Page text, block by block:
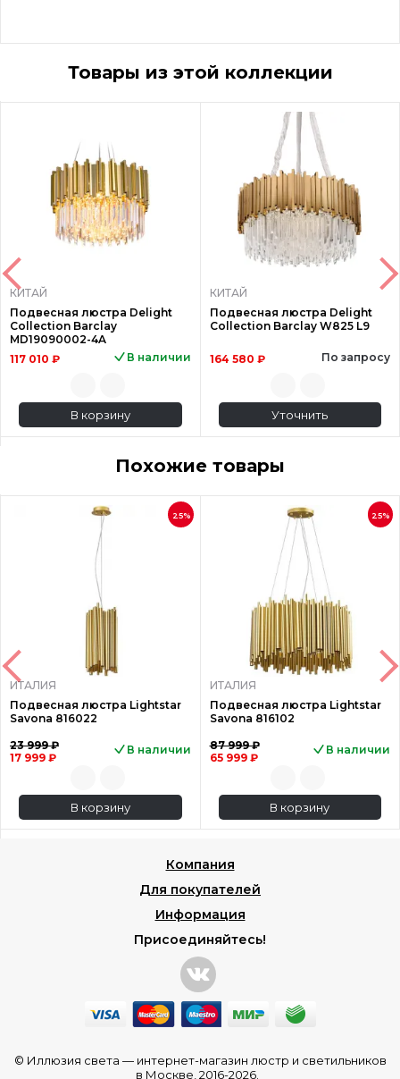
Товары из этой коллекции
КИТАЙ
Подвесная люстра Delight
Collection Barclay
MD19090002-4A
117 010 ₽
В наличии
В корзину
КИТАЙ
Подвесная люстра Delight
Collection Barclay W825 L9
164 580 ₽ По запросу
Уточнить
Похожие товары
25%
ИТАЛИЯ
Подвесная люстра Lightstar
Savona 816022
23 999 ₽
17 999 ₽
В наличии
В корзину
25%
ИТАЛИЯ
Подвесная люстра Lightstar
Savona 816102
87 999 ₽
65 999 ₽
В наличии
В корзину
Компания
Для покупателей
Информация
Присоединяйтесь!
© Иллюзия света — интернет-магазин люстр и светильников
в Москве , 2016-2026.